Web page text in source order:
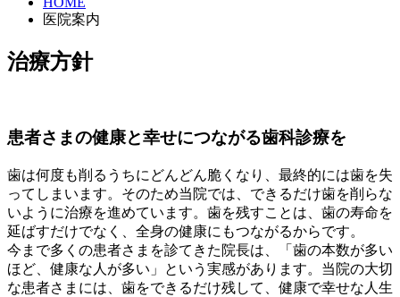
医院案内
治療方針
患者さまの健康と幸せにつながる歯科診療を
歯は何度も削るうちにどんどん脆くなり、最終的には歯を失
ってしまいます。そのため当院では、できるだけ歯を削らな
いように治療を進めています。歯を残すことは、歯の寿命を
延ばすだけでなく、全身の健康にもつながるからです。
今まで多くの患者さまを診てきた院長は、「歯の本数が多い
ほど、健康な人が多い」という実感があります。当院の大切
な患者さまには、歯をできるだけ残して、健康で幸せな人生